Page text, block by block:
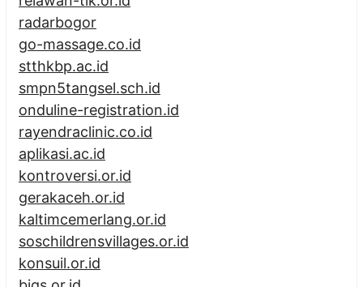
radarbogor
go-massage.co.id
stthkbp.ac.id
smpn5tangsel.sch.id
onduline-registration.id
rayendraclinic.co.id
aplikasi.ac.id
kontroversi.or.id
gerakaceh.or.id
kaltimcemerlang.or.id
soschildrensvillages.or.id
konsuil.or.id